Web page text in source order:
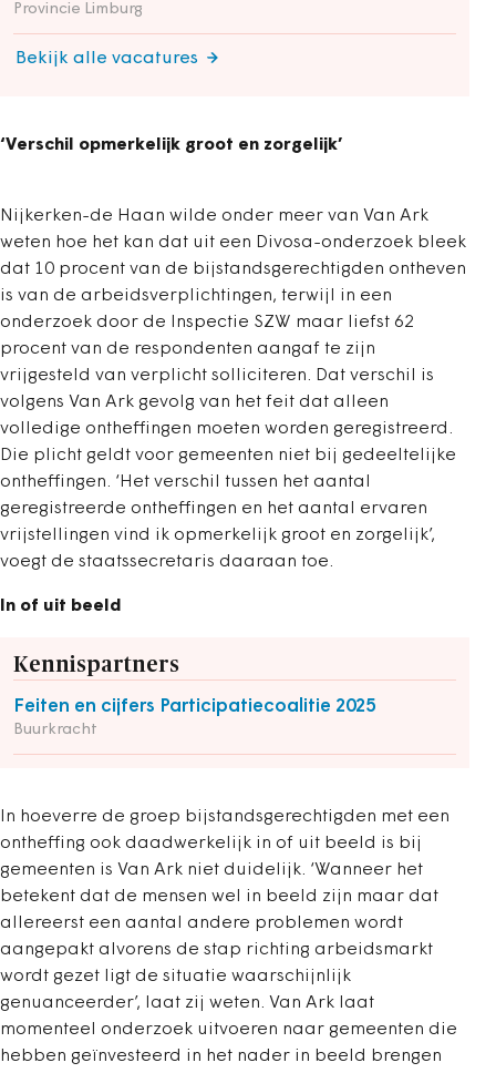
Provincie Limburg
Bekijk alle vacatures
‘Verschil opmerkelijk groot en zorgelijk’
Nijkerken-de Haan wilde onder meer van Van Ark
weten hoe het kan dat uit een Divosa-onderzoek bleek
dat 10 procent van de bijstandsgerechtigden ontheven
is van de arbeidsverplichtingen, terwijl in een
onderzoek door de Inspectie SZW maar liefst 62
procent van de respondenten aangaf te zijn
vrijgesteld van verplicht solliciteren. Dat verschil is
volgens Van Ark gevolg van het feit dat alleen
volledige ontheffingen moeten worden geregistreerd.
Die plicht geldt voor gemeenten niet bij gedeeltelijke
ontheffingen. ‘Het verschil tussen het aantal
geregistreerde ontheffingen en het aantal ervaren
vrijstellingen vind ik opmerkelijk groot en zorgelijk’,
voegt de staatssecretaris daaraan toe.
In of uit beeld
Kennispartners
Feiten en cijfers Participatiecoalitie 2025
Buurkracht
In hoeverre de groep bijstandsgerechtigden met een
ontheffing ook daadwerkelijk in of uit beeld is bij
gemeenten is Van Ark niet duidelijk. ‘Wanneer het
betekent dat de mensen wel in beeld zijn maar dat
allereerst een aantal andere problemen wordt
aangepakt alvorens de stap richting arbeidsmarkt
wordt gezet ligt de situatie waarschijnlijk
genuanceerder’, laat zij weten. Van Ark laat
momenteel onderzoek uitvoeren naar gemeenten die
hebben geïnvesteerd in het nader in beeld brengen